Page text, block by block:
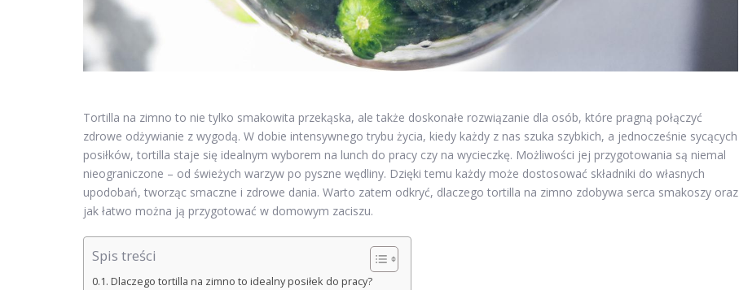
Tortilla na zimno to nie tylko smakowita przekąska, ale także doskonałe rozwiązanie dla osób, które pragną połączyć
zdrowe odżywianie z wygodą. W dobie intensywnego trybu życia, kiedy każdy z nas szuka szybkich, a jednocześnie sycących
posiłków, tortilla staje się idealnym wyborem na lunch do pracy czy na wycieczkę. Możliwości jej przygotowania są niemal
nieograniczone – od świeżych warzyw po pyszne wędliny. Dzięki temu każdy może dostosować składniki do własnych
upodobań, tworząc smaczne i zdrowe dania. Warto zatem odkryć, dlaczego tortilla na zimno zdobywa serca smakoszy oraz
jak łatwo można ją przygotować w domowym zaciszu.
Spis treści
Dlaczego tortilla na zimno to idealny posiłek do pracy?